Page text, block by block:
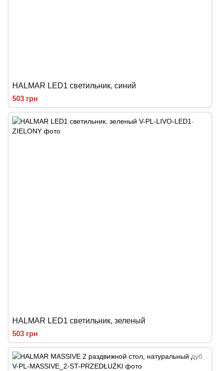
HALMAR LED1 светильник, синий
503 грн
HALMAR LED1 светильник, зеленый
503 грн